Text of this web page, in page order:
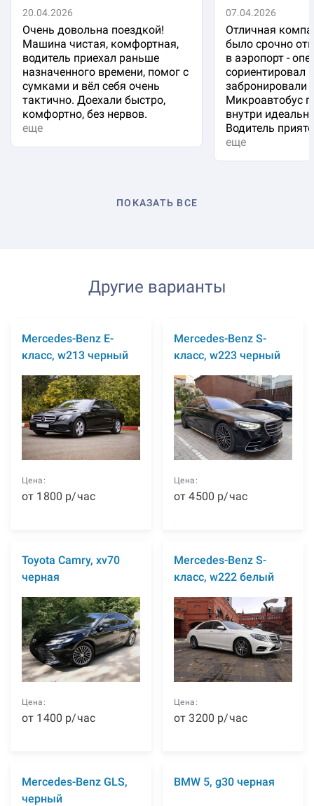
20.04.2026
Очень довольна поездкой!
Машина чистая, комфортная,
водитель приехал раньше
назначенного времени, помог с
сумками и вёл себя очень
тактично. Доехали быстро,
комфортно, без нервов.
еще
07.04.2026
Отличная
было срочно
в аэропорт -
сориентировал и
забронировали
Микроавтобус
внутри
Водитель
еще
ПОКАЗАТЬ ВСЕ
Другие варианты
Mercedes-Benz E-
класс, w213 черный
Цена:
от 1800 р/час
Mercedes-Benz S-
класс, w223 черный
Цена:
от4500 р/час
Toyota Camry, xv70
черная
Цена:
от 1400 р/час
Mercedes-Benz S-
класс, w222 белый
Цена:
от3200 р/час
Mercedes-Benz GLS,
черный
BMW 5, g30 черная